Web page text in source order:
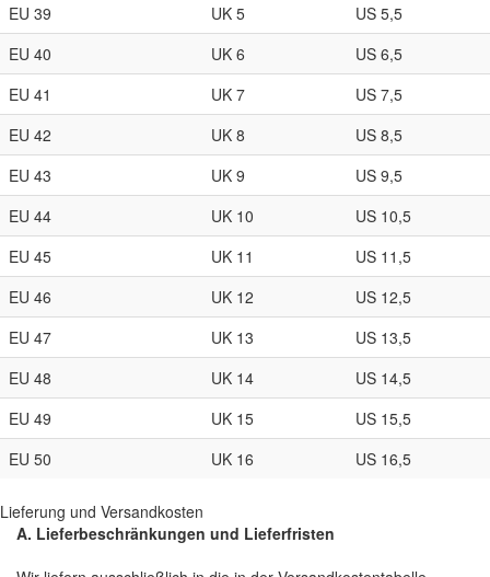
EU 39
UK 5
US 5,5
EU 40
UK 6
US 6,5
EU 41
UK 7
US 7,5
EU 42
UK 8
US 8,5
EU 43
UK 9
US 9,5
EU 44
UK 10
US 10,5
EU 45
UK 11
US 11,5
EU 46
UK 12
US 12,5
EU 47
UK 13
US 13,5
EU 48
UK 14
US 14,5
EU 49
UK 15
US 15,5
EU 50
UK 16 US 16,5
Lieferung und Versandkosten
A. Lieferbeschränkungen und Lieferfristen